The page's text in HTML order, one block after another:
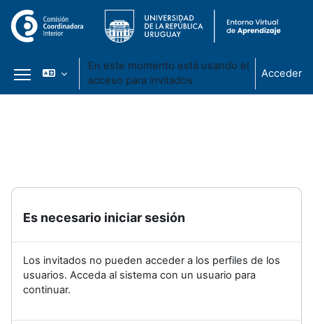
Panel lateral
En este momento está usando el
acceso para invitados
Acceder
Es necesario iniciar sesión
Los invitados no pueden acceder a los perfiles de los
usuarios. Acceda al sistema con un usuario para
continuar.